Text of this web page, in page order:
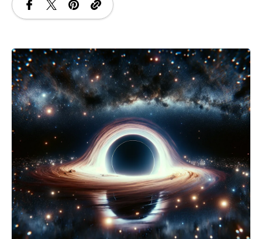
INGRIJIRE
ISTORIE
NATURĂ
STIRI
ȘTIINȚA